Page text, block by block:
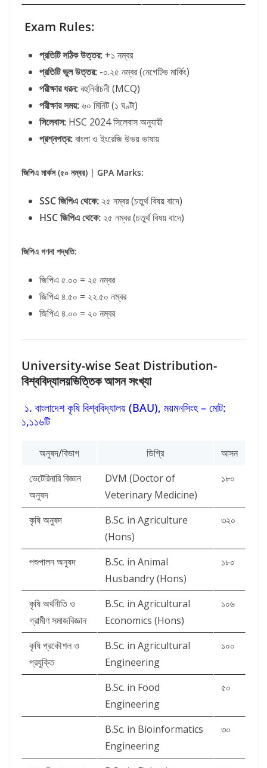
Exam Rules:
প্রতিটি সঠিক উত্তর: +১ নম্বর
প্রতিটি ভুল উত্তর: -০.২৫ নম্বর (নেগেটিভ মার্কিং)
পরীক্ষার ধরন:বহুনির্বাচনী (MCQ)
পরীক্ষার সময়:৬০ মিনিট (১ ঘণ্টা)
সিলেবাস: HSC 2024 সিলেবাস অনুযায়ী
প্রশ্নপত্র:বাংলা ও ইংরেজি উভয় ভাষায়
জিপিএ মার্কস (৫০ নম্বর) | GPA Marks:
SSC জিপিএ থেকে: ২৫ নম্বর (চতুর্থ বিষয় বাদে)
HSC জিপিএ থেকে: ২৫ নম্বর (চতুর্থ বিষয় বাদে)
জিপিএ গণনা পদ্ধতি:
জিপিএ ৫.০০ = ২৫ নম্বর
জিপিএ ৪.৫০ = ২২.৫০ নম্বর
জিপিএ ৪.০০ = ২০ নম্বর
University-wise Seat Distribution-
বিশ্ববিদ্যালয়ভিত্তিক আসন সংখ্যা
১. বাংলাদেশ কৃষি বিশ্ববিদ্যালয় (BAU), ময়মনসিংহ – মোট:
১,১১৬টি
অনুষদ/বিভাগ ডিগ্রি
আসন
ভেটেরিনারি বিজ্ঞান
অনুষদ
DVM (Doctor of
Veterinary Medicine)
১৮০
কৃষি অনুষদ
B.Sc. in Agriculture
(Hons)
৩২০
পশুপালন অনুষদ
B.Sc. in Animal
Husbandry (Hons)
১৮০
কৃষি অর্থনীতি ও
গ্রামীণ সমাজবিজ্ঞান
B.Sc. in Agricultural
Economics (Hons)
১০৬
কৃষি প্রকৌশল ও
প্রযুক্তি
B.Sc. in Agricultural
Engineering
১০০
B.Sc. in Food
Engineering
৫০
B.Sc. in Bioinformatics
Engineering
৩০